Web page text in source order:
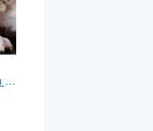
Картинки с 1 апреля прикольные для детей